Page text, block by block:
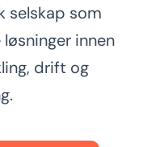
selskap som
innen
drift og